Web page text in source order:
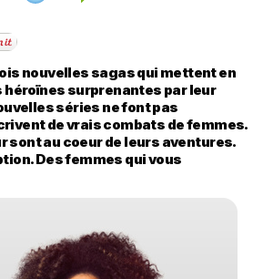
nouvelles sagas qui mettent en
surprenantes par leur
séries ne font pas
de vrais combats de femmes.
sont au coeur de leurs aventures.
Des femmes qui vous